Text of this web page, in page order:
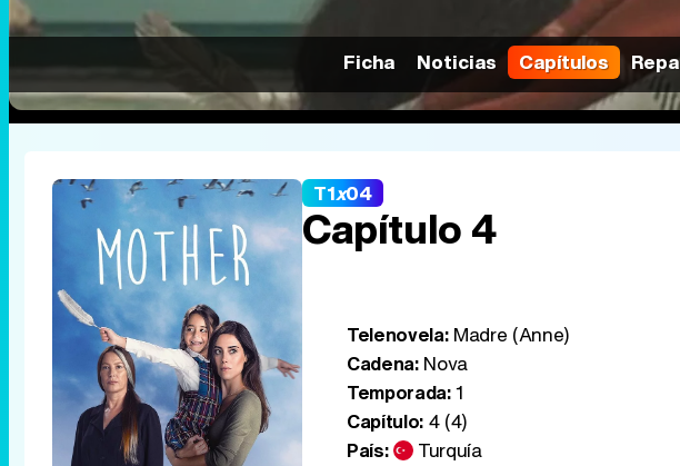
Ficha Noticias Capítulos
T1x04
Capítulo 4
Telenovela:Madre (Anne)
Cadena:Nova
Temporada:1
Capítulo:4 (4)
País:
Turquía